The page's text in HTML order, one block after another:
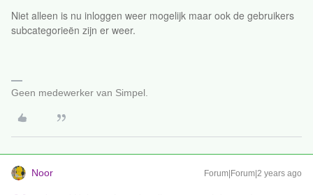
Niet alleen is nu inloggen weer mogelijk maar ook de gebruikers
subcategorieën zijn er weer.
Geen medewerker van Simpel.
Noor Forum|Forum|2 years ago